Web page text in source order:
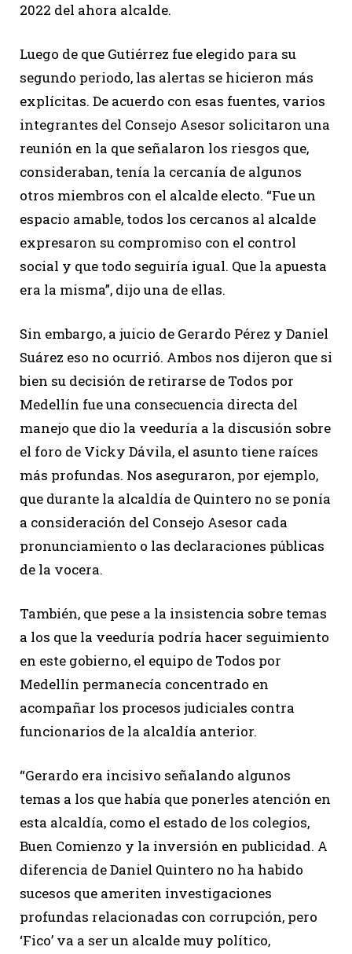
2022 del ahora alcalde.
Luego de que Gutiérrez fue elegido para su
segundo periodo, las alertas se hicieron más
explícitas. De acuerdo con esas fuentes, varios
integrantes del Consejo Asesor solicitaron una
reunión en la que señalaron los riesgos que,
consideraban, tenía la cercanía de algunos
otros miembros con el alcalde electo. “Fue un
espacio amable, todos los cercanos al alcalde
expresaron su compromiso con el control
social y que todo seguiría igual. Que la apuesta
era la misma”, dijo una de ellas.
Sin embargo, a juicio de Gerardo Pérez y Daniel
Suárez eso no ocurrió. Ambos nos dijeron que si
bien su decisión de retirarse de Todos por
Medellín fue una consecuencia directa del
manejo que dio la veeduría a la discusión sobre
el foro de Vicky Dávila, el asunto tiene raíces
más profundas. Nos aseguraron, por ejemplo,
que durante la alcaldía de Quintero no se ponía
a consideración del Consejo Asesor cada
pronunciamiento o las declaraciones públicas
de la vocera.
También, que pese a la insistencia sobre temas
a los que la veeduría podría hacer seguimiento
en este gobierno, el equipo de Todos por
Medellín permanecía concentrado en
acompañar los procesos judiciales contra
funcionarios de la alcaldía anterior.
“Gerardo era incisivo señalando algunos
temas a los que había que ponerles atención en
esta alcaldía, como el estado de los colegios,
Buen Comienzo y la inversión en publicidad. A
diferencia de Daniel Quintero no ha habido
sucesos que ameriten investigaciones
profundas relacionadas con corrupción, pero
‘Fico’ va a ser un alcalde muy político,